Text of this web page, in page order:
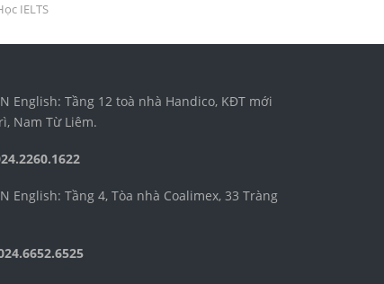
IELTS
English: Tầng 12 toà nhà Handico, KĐT mới
Nam Từ Liêm.
English: Tầng 4, Tòa nhà Coalimex, 33 Tràng